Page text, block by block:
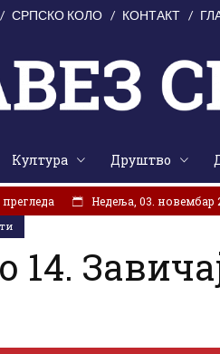
СРПСКО КОЛО КОНТАКТ
Култура Друштво
Кордунаше: У духу заједништва,
прегледа Недеља, 03. новембар
14.